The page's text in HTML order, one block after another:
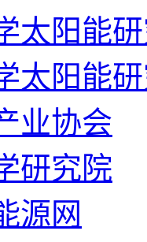
太阳能
太阳能
业协会
研究院
源网